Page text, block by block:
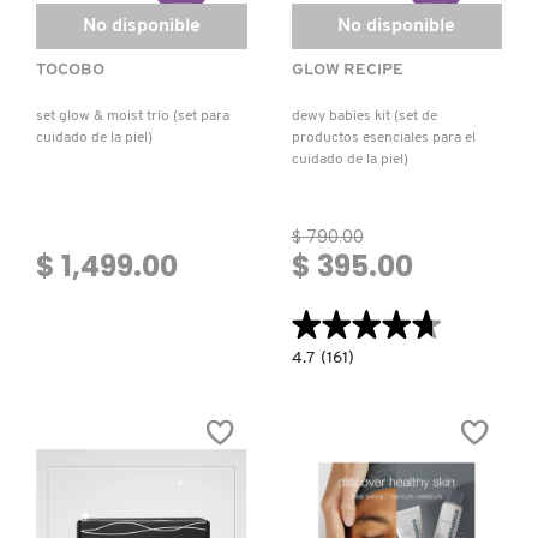
No disponible
TOCOBO
set glow & moist trio (set para
cuidado de la piel)
$ 1,499.00
No disponible
GLOW RECIPE
dewy babies kit (set de
productos esenciales para el
cuidado de la piel)
$ 790.00
$ 395.00
★★★★★
★★★★★
4.7
PRODUCTOS
ESENCIALES
PARA
CUIDADO
4.7 (161)